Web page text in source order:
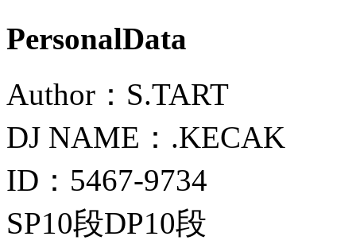
PersonalData
Author：S.TART
DJ NAME：.KECAK
ID：5467-9734
SP10段DP10段